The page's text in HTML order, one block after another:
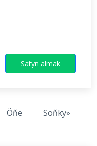
Satyn almak
Öňe Soňky»